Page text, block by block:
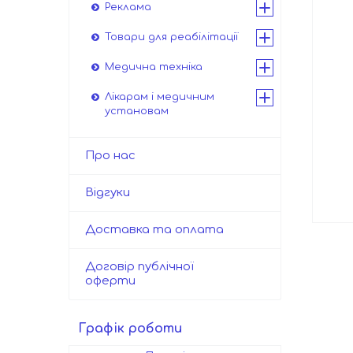
Реклама
Товари для реабілітації
Медична техніка
Лікарам і медичним
установам
Про нас
Відгуки
Доставка та оплата
Договір публічної
оферти
Графік роботи